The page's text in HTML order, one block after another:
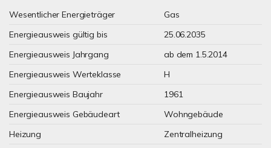
Wesentlicher Energieträger
Gas
Energieausweis gültig bis
25.06.2035
Energieausweis Jahrgang
ab dem 1.5.2014
Energieausweis Werteklasse
H
Energieausweis Baujahr
1961
Energieausweis Gebäudeart
Wohngebäude
Heizung
Zentralheizung